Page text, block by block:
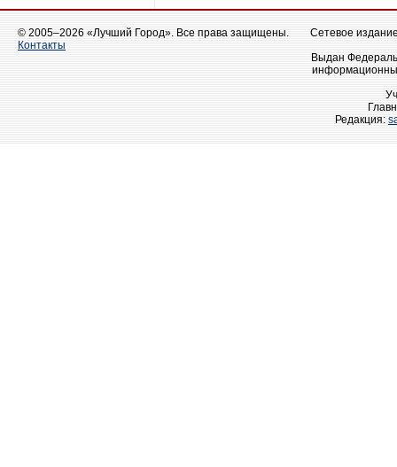
© 2005–2026 «Лучший Город». Все права защищены.
Контакты
Сетевое
Выдан
Редакция: